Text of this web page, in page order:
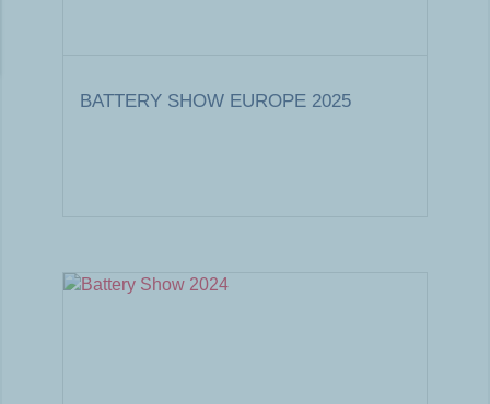
BATTERY SHOW EUROPE 2025